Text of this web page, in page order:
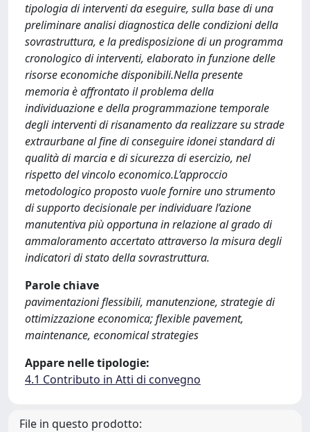
tipologia di interventi da eseguire, sulla base di una
preliminare analisi diagnostica delle condizioni della
sovrastruttura, e la predisposizione di un programma
cronologico di interventi, elaborato in funzione delle
risorse economiche disponibili.Nella presente
memoria è affrontato il problema della
individuazione e della programmazione temporale
degli interventi di risanamento da realizzare su strade
extraurbane al fine di conseguire idonei standard di
qualità di marcia e di sicurezza di esercizio, nel
rispetto del vincolo economico.L’approccio
metodologico proposto vuole fornire uno strumento
di supporto decisionale per individuare l’azione
manutentiva più opportuna in relazione al grado di
ammaloramento accertato attraverso la misura degli
indicatori di stato della sovrastruttura.
Parole chiave
pavimentazioni flessibili, manutenzione, strategie di
ottimizzazione economica; flexible pavement,
maintenance, economical strategies
Appare nelle tipologie:
4.1 Contributo in Atti di convegno
File in questo prodotto: